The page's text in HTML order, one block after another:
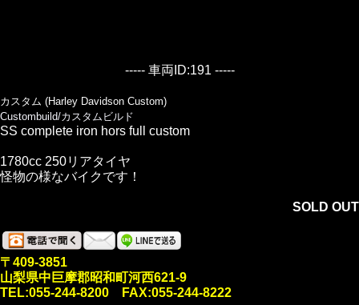
----- 車両ID:191 -----
カスタム (Harley Davidson Custom)
Custombuild/カスタムビルド
SS complete iron hors full custom
1780cc 250リアタイヤ
怪物の様なバイクです！
SOLD OUT
〒409-3851
山梨県中巨摩郡昭和町河西621-9
TEL:055-244-8200 FAX:055-244-8222